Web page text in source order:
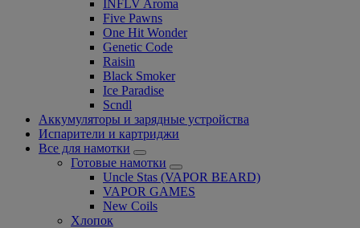
INFLV Aroma
Five Pawns
One Hit Wonder
Genetic Code
Raisin
Black Smoker
Ice Paradise
Scndl
Аккумуляторы и зарядные устройства
Испарители и картриджи
Все для намотки
Готовые намотки
Uncle Stas (VAPOR BEARD)
VAPOR GAMES
New Coils
Хлопок